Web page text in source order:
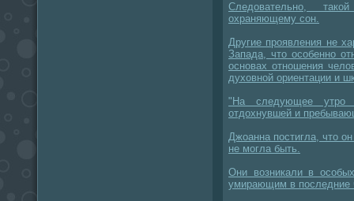
Следовательно,
охраняющему сон.
Другие проявления не
Запада, что особенно
основах отношения
духовной ориентации и
"На следующее утро
отдохнувшей и
Джоанна постигла, что
не могла быть.
Они возникали в
умирающим в последние